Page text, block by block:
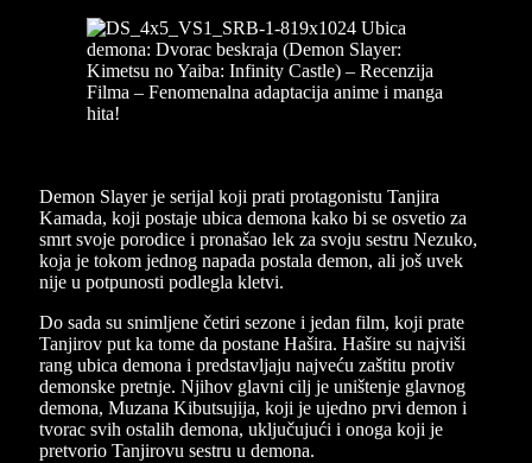
Demon Slayer je serijal koji prati protagonistu Tanjira
Kamada, koji postaje ubica demona kako bi se osvetio za
smrt svoje porodice i pronašao lek za svoju sestru Nezuko,
koja je tokom jednog napada postala demon, ali još uvek
nije u potpunosti podlegla kletvi.
Do sada su snimljene četiri sezone i jedan film, koji prate
Tanjirov put ka tome da postane Hašira. Hašire su najviši
rang ubica demona i predstavljaju najveću zaštitu protiv
demonske pretnje. Njihov glavni cilj je uništenje glavnog
demona, Muzana Kibutsujija, koji je ujedno prvi demon i
tvorac svih ostalih demona, uključujući i onoga koji je
pretvorio Tanjirovu sestru u demona.